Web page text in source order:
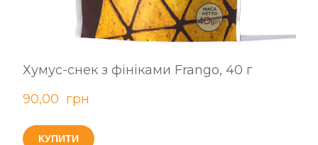
Хумус-снек з фініками Frango, 40 г
90,00  грн
КУПИТИ